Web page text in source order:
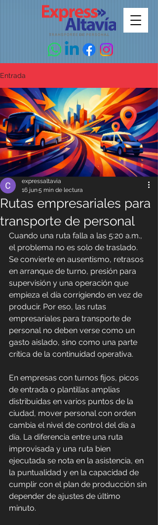
Entrada
Rutas empresariales para
transporte de personal
expressaltavia
16 jun5 min de lectura
Cuando una ruta falla a las 5:20 a.m.,
el problema no es solo de traslado.
Se convierte en ausentismo, retrasos
en arranque de turno, presión para
supervisión y una operación que
empieza el día corrigiendo en vez de
producir. Por eso, las rutas
empresariales para transporte de
personal no deben verse como un
gasto aislado, sino como una parte
crítica de la continuidad operativa.
En empresas con turnos fijos, picos
de entrada o plantillas amplias
distribuidas en varios puntos de la
ciudad, mover personal con orden
cambia el nivel de control del día a
día. La diferencia entre una ruta
improvisada y una ruta bien
ejecutada se nota en la asistencia, en
la puntualidad y en la capacidad de
cumplir con el plan de producción sin
depender de ajustes de último
minuto.